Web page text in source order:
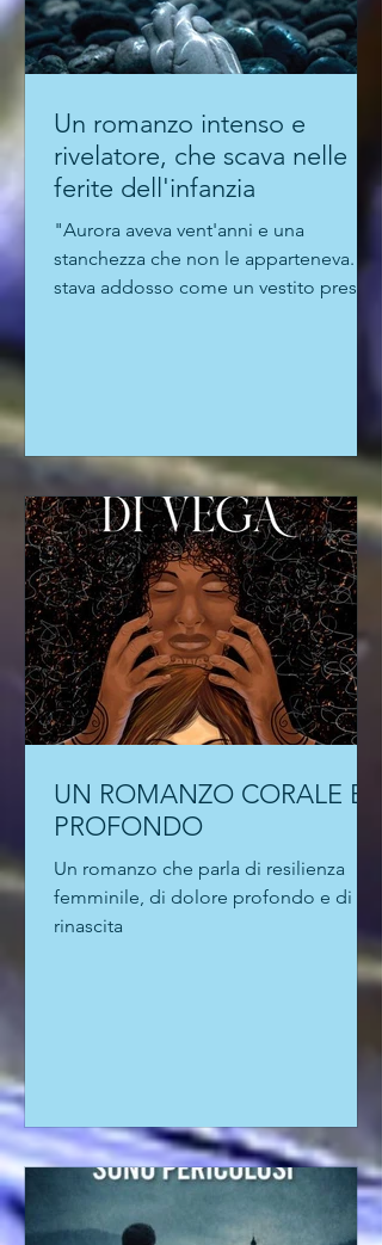
Un romanzo intenso e
ferite dell'infanzia
"Aurora aveva vent'anni e una
l'immagine della protagonista del suo
romanzo d'esordio, I sassi non sanno
nuotare, appena pubblicato da Bré
Edizioni. Una storia ad alto voltaggio
emotivo "che scava nelle ferite
dell'infanzia". Che l'autore conduca
laboratori di scrittura emotiva per
adulti con disabi
PROFONDO
Un romanzo che parla di resilienza